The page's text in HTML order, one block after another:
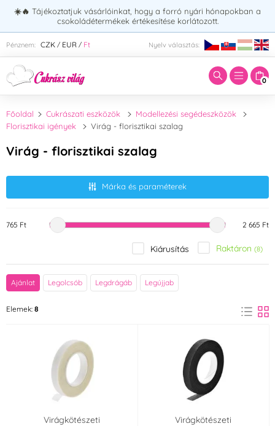
☀️🔥 Tájékoztatjuk vásárlóinkat, hogy a forró nyári hónapokban a
csokoládétermékek értékesítése korlátozott.
Pénznem: CZK / EUR / Ft Nyelv választás:
0
Adja meg a keresett kifejezést:
Főoldal Cukrászati eszközök
Modellezési segédeszközök
Florisztikai igények
Virág - florisztikai szalag
Virág - florisztikai szalag
Márka és paraméterek
Szín
Lila (1) Barna (1)
Narancssárga Rózsaszín
765 Ft 2 665 Ft
Kiárusítás Raktáron (8)
Ajánlat Legolcsób Legdrágáb Legújjab
Elemek: 8
Virágkötészeti
Virágkötészeti